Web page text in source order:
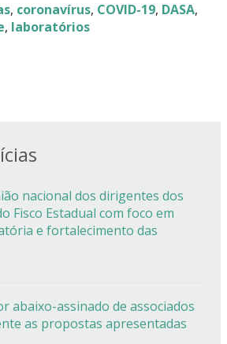
, coronavírus, COVID-19, DASA,
, laboratórios
nacional dos dirigentes dos
Fisco Estadual com foco em
e fortalecimento das
abaixo-assinado de associados
as propostas apresentadas